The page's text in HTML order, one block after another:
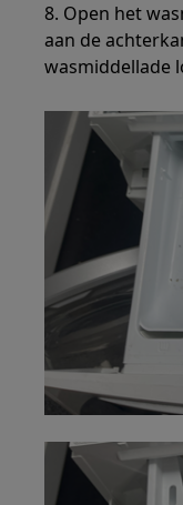
8. Open het
aan de
wasmiddellade